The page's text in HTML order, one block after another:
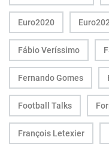
Euro2020
Fábio Veríssimo
Fernando Gomes
Football Talks
François Letexier